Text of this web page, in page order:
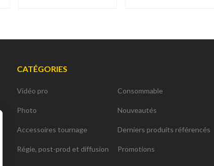
CATÉGORIES
Vidéo pro
Photo
Accessoires tournage
Régie, post-prod et diffusion
Consommable
Nouveautés
Derniers produits référencés
Promotions